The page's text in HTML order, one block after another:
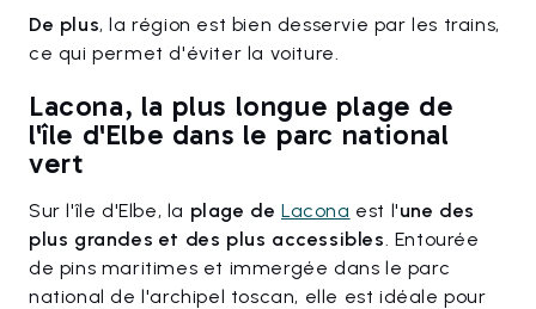
De plus, la région est bien desservie par les trains,
ce qui permet d'éviter la voiture.
Lacona, la plus longue plage de
l'île d'Elbe dans le parc national
vert
Sur l'île d'Elbe, la plage de Lacona est l'une des
plus grandes et des plus accessibles . Entourée
de pins maritimes et immergée dans le parc
national de l'archipel toscan, elle est idéale pour